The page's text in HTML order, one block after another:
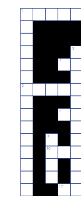
1
3
4
2
7
9
10
12